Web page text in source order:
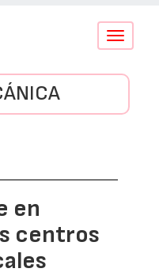
Conmutar
en
centros